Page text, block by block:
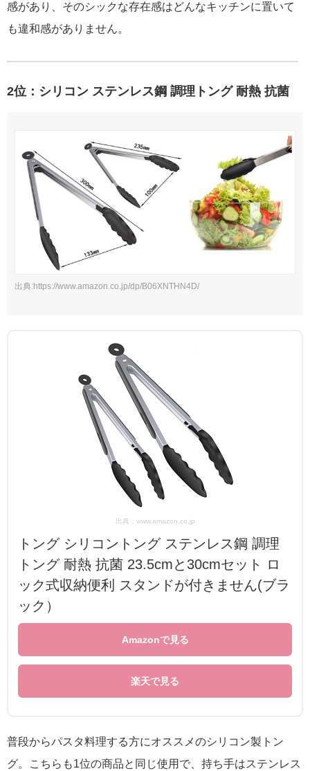
感があり、そのシックな存在感はどんなキッチンに置いて
も違和感がありません。
2位：シリコン ステンレス鋼 調理トング 耐熱 抗菌
出典:https://www.amazon.co.jp/dp/B06XNTHN4D/
出典：www.amazon.co.jp
トング シリコントング ステンレス鋼 調理
トング 耐熱 抗菌 23.5cmと30cmセット ロ
ック式収納便利 スタンドが付きません(ブラ
ック）
Amazonで見る
楽天で見る
普段からパスタ料理する方にオススメのシリコン製トン
グ。こちらも1位の商品と同じ使用で、持ち手はステンレス